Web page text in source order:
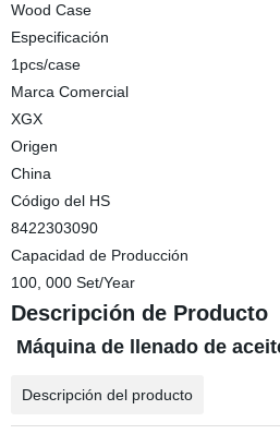
Wood Case
Especificación
1pcs/case
Marca Comercial
XGX
Origen
China
Código del HS
8422303090
Capacidad de Producción
100, 000 Set/Year
Descripción de Producto
Máquina de llenado de
Descripción del producto